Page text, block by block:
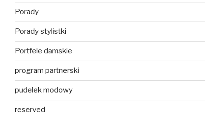
Porady
Porady stylistki
Portfele damskie
program partnerski
pudelek modowy
reserved